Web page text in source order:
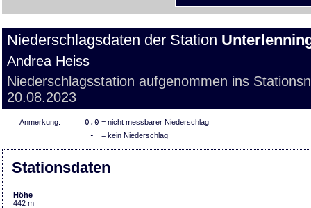
Niederschlagsdaten der Station
Andrea Heiss
Niederschlagsstation aufgenommen ins
20.08.2023
Anmerkung: 0,0 = nicht messbarer Niederschlag
- = kein Niederschlag
Stationsdaten
Höhe
442 m